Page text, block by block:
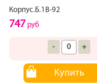
Корпус.Б.1В-92
747 руб
- +
Купить